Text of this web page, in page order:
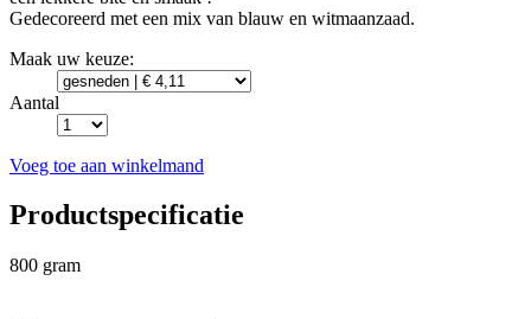
Gedecoreerd met een mix van blauw en witmaanzaad.
Maak uw keuze:
Aantal
Voeg toe aan winkelmand
Productspecificatie
800 gram